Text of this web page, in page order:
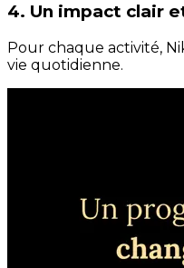
4. Un impact clair
Pour chaque activité,
vie quotidienne.